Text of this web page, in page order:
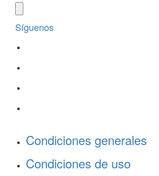
Síguenos
Condiciones generales
Condiciones de uso